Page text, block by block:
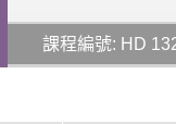
課程編號: HD